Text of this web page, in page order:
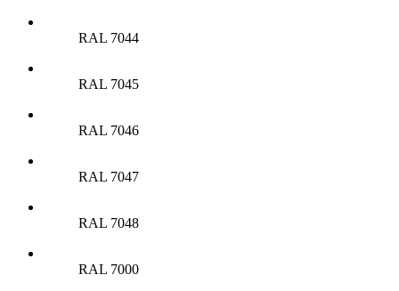
RAL 7044
RAL 7045
RAL 7046
RAL 7047
RAL 7048
RAL 7000